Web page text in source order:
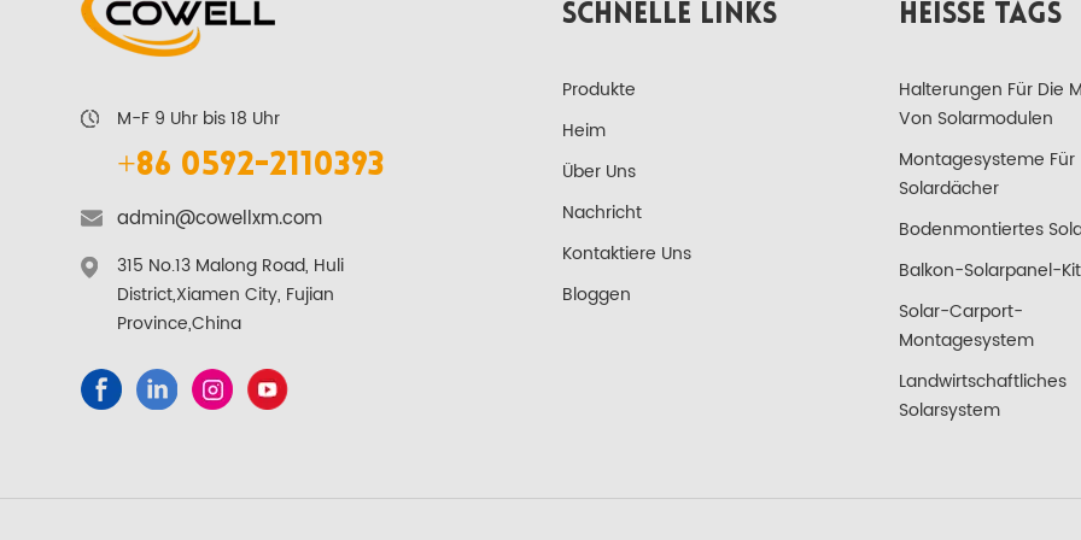
M-F 9 Uhr bis 18 Uhr
+86 0592-2110393
admin@cowellxm.com
315 No.13 Malong Road, Huli
District,Xiamen City, Fujian
Province,China
SCHNELLE LINKS
Produkte
Heim
Über Uns
Nachricht
Kontaktiere Uns
Bloggen
HEISSE TAGS
Halterungen Für Die
Von Solarmodulen
Montagesysteme Für
Solardächer
Bodenmontiertes
Balkon-Solarpanel-Kit
Solar-Carport-
Montagesystem
Landwirtschaftliches
Solarsystem